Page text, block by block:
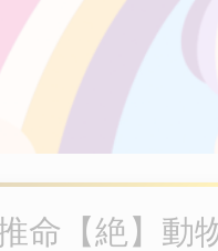
命【絶】動